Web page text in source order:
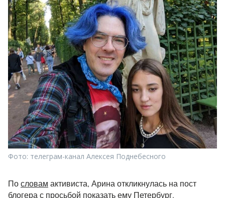
Фото: телеграм-канал Алексея Поднебесного
Пословам активиста, Арина откликнулась на пост
блогера с просьбой показать ему Петербург.